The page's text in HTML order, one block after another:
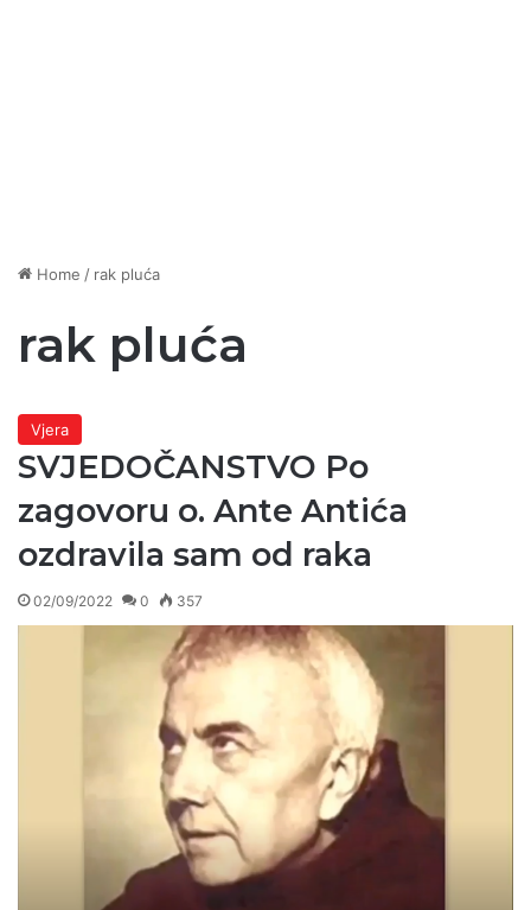
Home / rak pluća
rak pluća
Vjera
SVJEDOČANSTVO Po
zagovoru o. Ante Antića
ozdravila sam od raka
02/09/2022 0 357